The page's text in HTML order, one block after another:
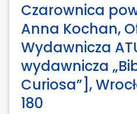
Czarownica
Anna Kochan,
Wydawnicza
wydawnicza
Curiosa”],
180